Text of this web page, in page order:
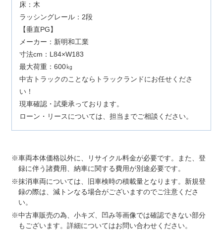
床：木
ラッシングレール：2段
【垂直PG】
メーカー：新明和工業
寸法cm：L84×W183
最大荷重：600㎏
中古トラックのことならトラックランドにお任せくださ
い！
現車確認・試乗承っております。
ローン・リースについては、担当までご相談ください。
車両本体価格以外に、リサイクル料金が必要です。また、登
録に伴う諸費用、納車に関する費用が別途必要です。
抹消車両については、旧車検時の積載量となります。新規登
録の際は、減トンなる場合がございますのでご注意くださ
い。
中古車販売の為、小キズ、凹み等画像では確認できない部分
もございます。詳細についてはお問い合わせください。